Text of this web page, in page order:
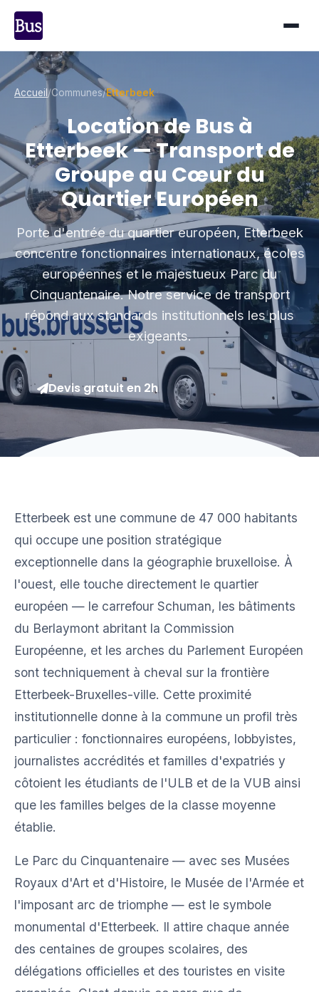
Accueil /Communes/Etterbeek
Location de Bus à
Etterbeek — Transport de
Groupe au Cœur du
Quartier Européen
Porte d'entrée du quartier européen, Etterbeek
concentre fonctionnaires internationaux, écoles
européennes et le majestueux Parc du
Cinquantenaire. Notre service de transport
répond aux standards institutionnels les plus
exigeants.
Devis gratuit en 2h
Etterbeek est une commune de 47 000 habitants
qui occupe une position stratégique
exceptionnelle dans la géographie bruxelloise. À
l'ouest, elle touche directement le quartier
européen — le carrefour Schuman, les bâtiments
du Berlaymont abritant la Commission
Européenne, et les arches du Parlement Européen
sont techniquement à cheval sur la frontière
Etterbeek-Bruxelles-ville. Cette proximité
institutionnelle donne à la commune un profil très
particulier : fonctionnaires européens, lobbyistes,
journalistes accrédités et familles d'expatriés y
côtoient les étudiants de l'ULB et de la VUB ainsi
que les familles belges de la classe moyenne
établie.
Le Parc du Cinquantenaire — avec ses Musées
Royaux d'Art et d'Histoire, le Musée de l'Armée et
l'imposant arc de triomphe — est le symbole
monumental d'Etterbeek. Il attire chaque année
des centaines de groupes scolaires, des
délégations officielles et des touristes en visite